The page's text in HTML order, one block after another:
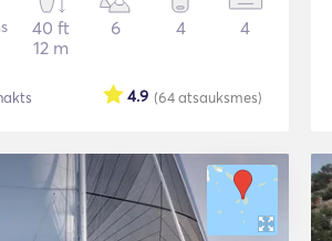
40 ft
12 m
6 4 4
(64atsauksmes)
4.9